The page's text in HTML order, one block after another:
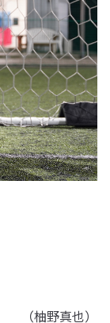
（柚野真也）